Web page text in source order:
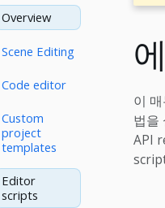
Overview
Scene Editing
Code editor
Custom
project
templates
Editor
scripts
이
법을
API